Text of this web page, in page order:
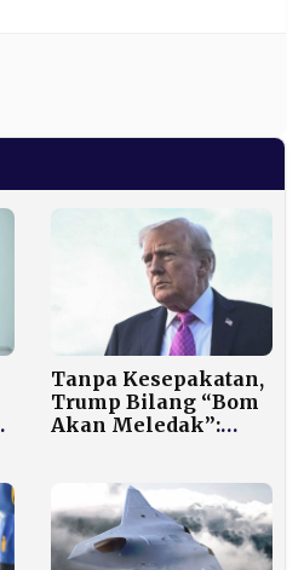
Tanpa Kesepakatan,
Trump Bilang “Bom
Akan Meledak”:
Tak Pasti